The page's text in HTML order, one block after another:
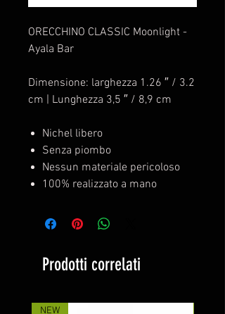
ORECCHINO CLASSIC Moonlight -
Ayala Bar
Dimensione: larghezza 1.26 ″ / 3.2
cm | Lunghezza 3,5 ″ / 8,9 cm
Nichel libero
Senza piombo
Nessun materiale pericoloso
100% realizzato a mano
Prodotti correlati
NEW